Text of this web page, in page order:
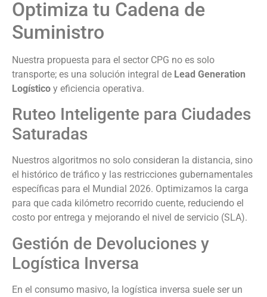
Optimiza tu Cadena de
Suministro
Nuestra propuesta para el sector CPG no es solo
transporte; es una solución integral de Lead Generation
Logístico y eficiencia operativa.
Ruteo Inteligente para Ciudades
Saturadas
Nuestros algoritmos no solo consideran la distancia, sino
el histórico de tráfico y las restricciones gubernamentales
específicas para el Mundial 2026. Optimizamos la carga
para que cada kilómetro recorrido cuente, reduciendo el
costo por entrega y mejorando el nivel de servicio (SLA).
Gestión de Devoluciones y
Logística Inversa
En el consumo masivo, la logística inversa suele ser un